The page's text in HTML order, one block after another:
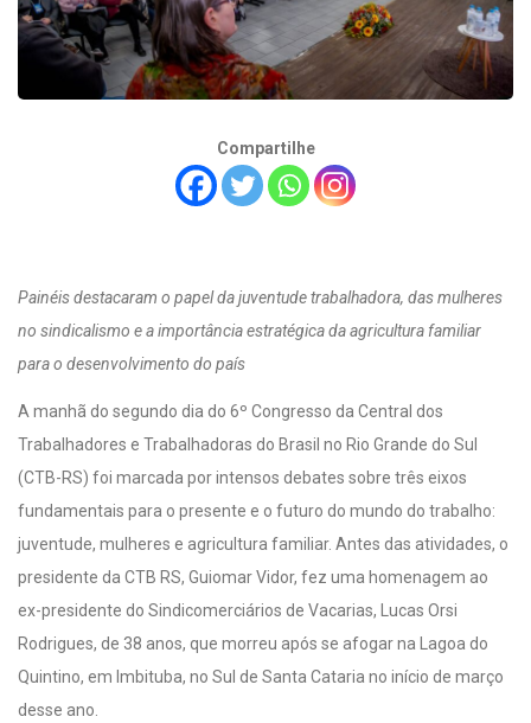
Compartilhe
Painéis destacaram o papel da juventude trabalhadora, das mulheres
no sindicalismo e a importância estratégica da agricultura familiar
para o desenvolvimento do país
A manhã do segundo dia do 6º Congresso da Central dos
Trabalhadores e Trabalhadoras do Brasil no Rio Grande do Sul
(CTB-RS) foi marcada por intensos debates sobre três eixos
fundamentais para o presente e o futuro do mundo do trabalho:
juventude, mulheres e agricultura familiar. Antes das atividades, o
presidente da CTB RS, Guiomar Vidor, fez uma homenagem ao
ex-presidente do Sindicomerciários de Vacarias, Lucas Orsi
Rodrigues, de 38 anos, que morreu após se afogar na Lagoa do
Quintino, em Imbituba, no Sul de Santa Cataria no início de março
desse ano.